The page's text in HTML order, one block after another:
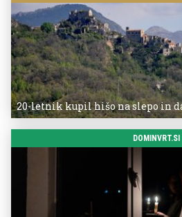
20-letnik kupil hišo na slepo in
DOMINVRT.SI